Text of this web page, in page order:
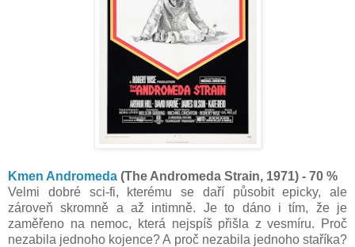
Kmen Andromeda (The Andromeda Strain, 1971) - 70 %
Velmi dobré sci-fi, kterému se daří působit epicky, ale
zároveň skromně a až intimně. Je to dáno i tím, že je
zaměřeno na nemoc, která nejspíš přišla z vesmíru. Proč
nezabila jednoho kojence? A proč nezabila jednoho staříka?